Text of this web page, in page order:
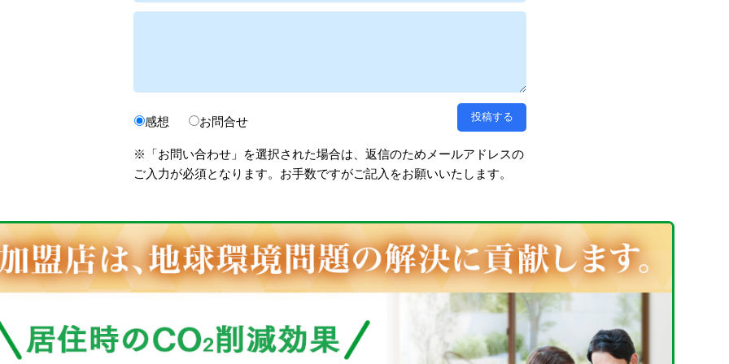
感想 お問合せ
※「お問い合わせ」を選択された場合は、返信のためメールアドレスの
ご入力が必須となります。お手数ですがご記入をお願いいたします。